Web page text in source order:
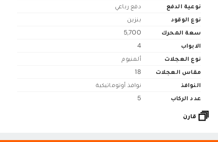
نوعية الدفع
دفع رباعي
نوع الوقود
بنزين
سعة المحرك
5,700
الابواب
4
نوع العجلات
ألمنيوم
مقاس العجلات
18
النوافذ
نوافذ أوتوماتيكية
عدد الركاب
5
قارن